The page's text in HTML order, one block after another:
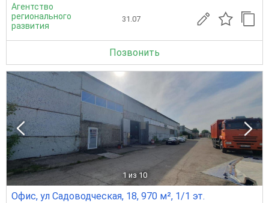
Агентство
регионального
развития
31.07
Позвонить
1 из 10
Офис, ул Садоводческая, 18, 970 м², 1/1 эт.